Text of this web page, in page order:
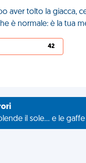
aver tolto la giacca,
è normale: è la tua
42
il sole... e le